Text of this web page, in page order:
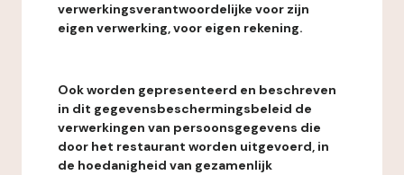
verwerkingsverantwoordelijke voor zijn
eigen verwerking, voor eigen rekening.
Ook worden gepresenteerd en beschreven
in dit gegevensbeschermingsbeleid de
verwerkingen van persoonsgegevens die
door het restaurant worden uitgevoerd, in
de hoedanigheid van gezamenlijk